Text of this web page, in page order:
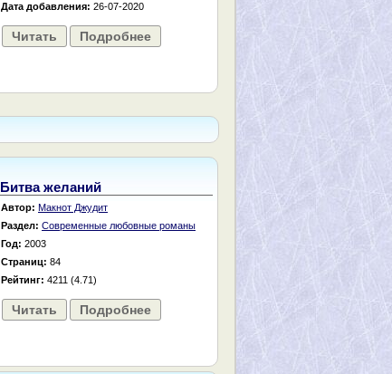
Дата добавления: 26-07-2020
Читать Подробнее
Битва желаний
Автор: Макнот Джудит
Раздел: Современные любовные романы
Год: 2003
Страниц: 84
Рейтинг: 4211 (4.71)
Читать Подробнее